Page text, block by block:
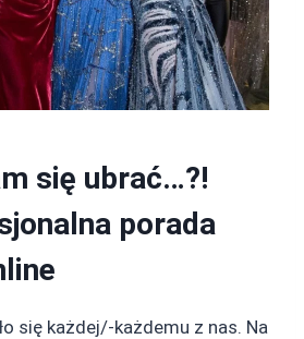
się ubrać…?!
porada
się każdej/-każdemu z nas. Na